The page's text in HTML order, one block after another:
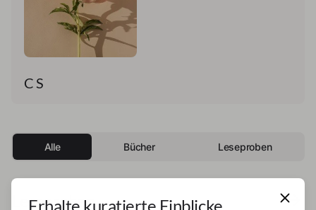
C S
Alle Bücher Leseproben
Leseproben
Erhalte kuratierte Einblicke